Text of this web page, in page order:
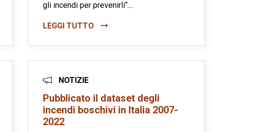
gli incendi per prevenirli“....
LEGGI TUTTO
NOTIZIE
Pubblicato il dataset degli
incendi boschivi in Italia 2007-
2022